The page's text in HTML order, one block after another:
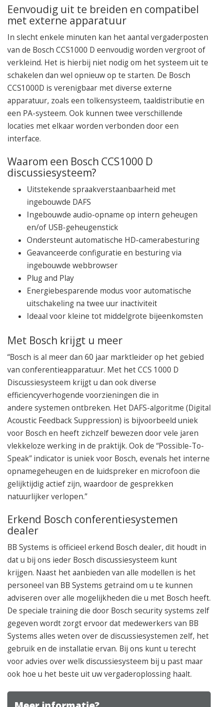
Eenvoudig uit te breiden en compatibel
met externe apparatuur
In slecht enkele minuten kan het aantal vergaderposten
van de Bosch CCS1000 D eenvoudig worden vergroot of
verkleind. Het is hierbij niet nodig om het systeem uit te
schakelen dan wel opnieuw op te starten. De Bosch
CCS1000D is verenigbaar met diverse externe
apparatuur, zoals een tolkensysteem, taaldistributie en
een PA-systeem. Ook kunnen twee verschillende
locaties met elkaar worden verbonden door een
interface.
Waarom een Bosch CCS1000 D
discussiesysteem?
Uitstekende spraakverstaanbaarheid met
ingebouwde DAFS
Ingebouwde audio-opname op intern geheugen
en/of USB-geheugenstick
Ondersteunt automatische HD-camerabesturing
Geavanceerde configuratie en besturing via
ingebouwde webbrowser
Plug and Play
Energiebesparende modus voor automatische
uitschakeling na twee uur inactiviteit
Ideaal voor kleine tot middelgrote bijeenkomsten
Met Bosch krijgt u meer
“Bosch is al meer dan 60 jaar marktleider op het gebied
van conferentieapparatuur. Met het CCS 1000 D
Discussiesysteem krijgt u dan ook diverse
efficiencyverhogende voorzieningen die in
andere systemen ontbreken. Het DAFS-algoritme (Digital
Acoustic Feedback Suppression) is bijvoorbeeld uniek
voor Bosch en heeft zichzelf bewezen door vele jaren
vlekkeloze werking in de praktijk. Ook de “Possible-To-
Speak” indicator is uniek voor Bosch, evenals het interne
opnamegeheugen en de luidspreker en microfoon die
gelijktijdig actief zijn, waardoor de gesprekken
natuurlijker verlopen.”
Erkend Bosch conferentiesystemen
dealer
BB Systems is officieel erkend Bosch dealer, dit houdt in
dat u bij ons ieder Bosch discussiesysteem kunt
krijgen. Naast het aanbieden van alle modellen is het
personeel van BB Systems getraind om u te kunnen
adviseren over alle mogelijkheden die u met Bosch heeft.
De speciale training die door Bosch security systems zelf
gegeven wordt zorgt ervoor dat medewerkers van BB
Systems alles weten over de discussiesystemen zelf, het
gebruik en de installatie ervan. Bij ons kunt u terecht
voor advies over welk discussiesysteem bij u past maar
ook hoe u het beste uit uw vergaderoplossing haalt.